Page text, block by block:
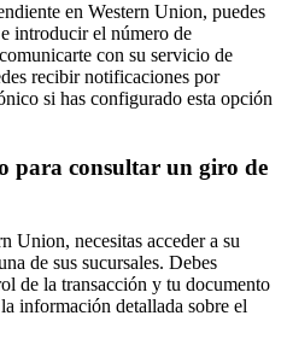
en Western Union, puedes
introducir el número de
con su servicio de
recibir notificaciones por
si has configurado esta opción
para consultar un giro de
Union, necesitas acceder a su
de sus sucursales. Debes
de la transacción y tu documento
información detallada sobre el